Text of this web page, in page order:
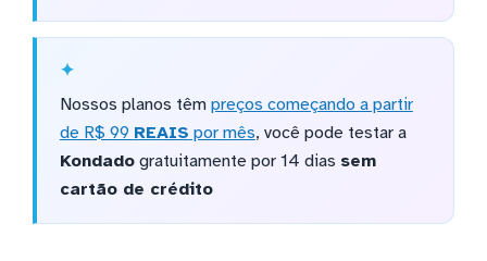
Nossos planos têm preços começando a partir
de R$ 99 REAIS por mês, você pode testar a
Kondadogratuitamente por 14 dias sem
cartão de crédito